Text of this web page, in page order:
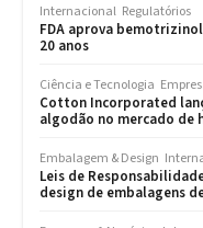
Internacional Regulatórios
FDA aprova
20 anos
Ciência e Tecnologia
Cotton Incorporated
algodão no mercado de
Embalagem & Design
Leis de
design de embalagens